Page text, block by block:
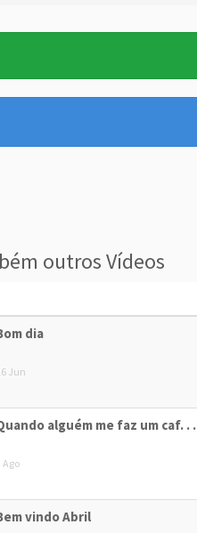
outros Vídeos
dia
Jun
alguém me faz um caf. . .
Ago
vindo Abril